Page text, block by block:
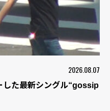
2026.08.07
た最新シングル“gossip